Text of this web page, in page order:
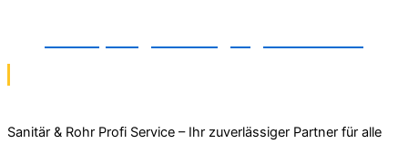
Sanitär & Rohr Profi Service – Ihr zuverlässiger Partner für alle